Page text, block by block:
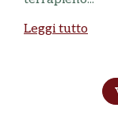
Leggi tutto